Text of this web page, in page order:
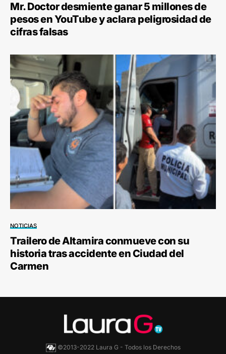
Mr. Doctor desmiente ganar 5 millones de
pesos en YouTube y aclara peligrosidad de
cifras falsas
NOTICIAS
Trailero de Altamira conmueve con su
historia tras accidente en Ciudad del
Carmen
©2013-2022 Laura G - Todos los Derechos